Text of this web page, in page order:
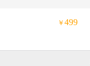
￥499